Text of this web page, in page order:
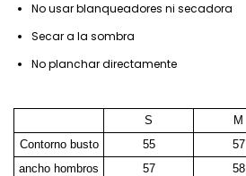
No usar blanqueadores ni secadora
Secar a la sombra
No planchar directamente
S M
Contorno busto
55 57
ancho hombros
57 58